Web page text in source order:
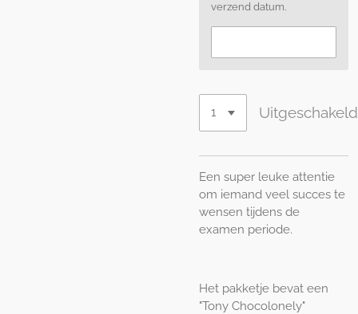
verzend datum.
Uitgeschakeld
Een super leuke attentie
om iemand veel succes te
wensen tijdens de
examen periode.
Het pakketje bevat een
"Tony Chocolonely"